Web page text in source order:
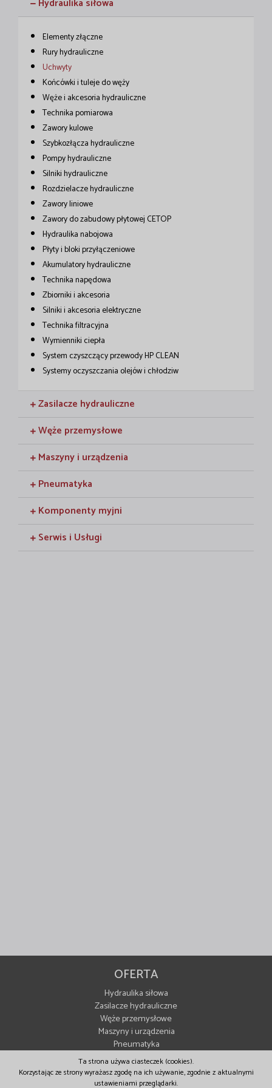
Elementy złączne
Rury hydrauliczne
Uchwyty
Końcówki i tuleje do węży
Węże i akcesoria hydrauliczne
Technika pomiarowa
Zawory kulowe
Szybkozłącza hydrauliczne
Pompy hydrauliczne
Silniki hydrauliczne
Rozdzielacze hydrauliczne
Zawory liniowe
Zawory do zabudowy płytowej CETOP
Hydraulika nabojowa
Płyty i bloki przyłączeniowe
Akumulatory hydrauliczne
Technika napędowa
Zbiorniki i akcesoria
Silniki i akcesoria elektryczne
Technika filtracyjna
Wymienniki ciepła
System czyszczący przewody HP CLEAN
Systemy oczyszczania olejów i chłodziw
Zasilacze hydrauliczne
Węże przemysłowe
Maszyny i urządzenia
Pneumatyka
Komponenty myjni
Serwis i Usługi
OFERTA
Hydraulika siłowa
Zasilacze hydrauliczne
Węże przemysłowe
Maszyny i urządzenia
Pneumatyka
Komponenty myjni
Serwis i Usługi
Ta strona używa ciasteczek (cookies).
Korzystając ze strony wyrażasz zgodę na ich używanie, zgodnie z aktualnymi
ustawieniami przeglądarki.